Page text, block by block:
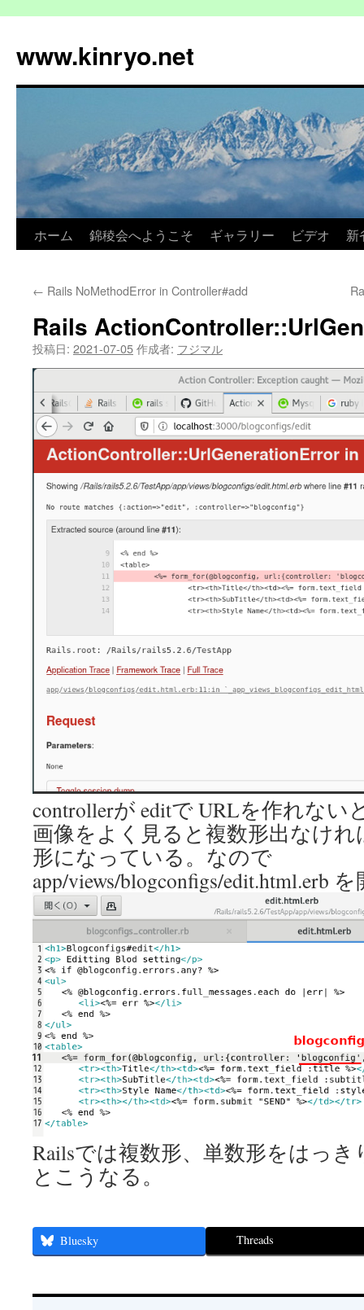
テ
ン
www.kinryo.net
ホーム 錦稜会へようこそ ギャラリー ビデオ 新
← Rails NoMethodError in Controller#add
Rails
投稿日: 2021-07-05作成者: フジマル
controllerが editで URLを作れない
画像をよく見ると複数形出なけ
形になっている。なので
app/views/blogconfigs/edit.html.erb
Railsでは複数形、単数形をはっ
とこうなる。
Bluesky Threads